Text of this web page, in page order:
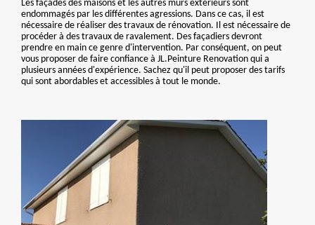
Les façades des maisons et les autres murs extérieurs sont
endommagés par les différentes agressions. Dans ce cas, il est
nécessaire de réaliser des travaux de rénovation. Il est nécessaire de
procéder à des travaux de ravalement. Des façadiers devront
prendre en main ce genre d'intervention. Par conséquent, on peut
vous proposer de faire confiance à JL.Peinture Renovation qui a
plusieurs années d'expérience. Sachez qu'il peut proposer des tarifs
qui sont abordables et accessibles à tout le monde.